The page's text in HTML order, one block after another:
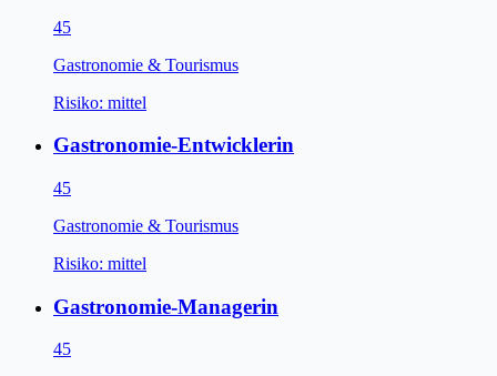
45
Gastronomie & Tourismus
Risiko: mittel
Gastronomie-Entwicklerin
45
Gastronomie & Tourismus
Risiko: mittel
Gastronomie-Managerin
45